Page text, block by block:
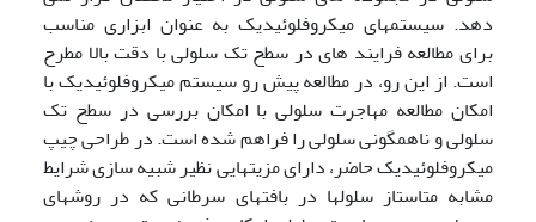
دهد. سیستمهای میکروفلوئیدیک به عنوان ابزاری مناسب
برای مطالعه فرایند های در سطح تک سلولی با دقت بالا مطرح
است. از این رو، در مطالعه پیش رو سیستم میکروفلوئیدیک با
امکان مطالعه مهاجرت سلولی با امکان بررسی در سطح تک
سلولی و ناهمگونی سلولی را فراهم شده است. در طراحی چیپ
میکروفلوئیدیک حاضر، دارای مزیتهایی نظیر شبیه سازی شرایط
مشابه متاستاز سلولها در بافتهای سرطانی که در روشهای